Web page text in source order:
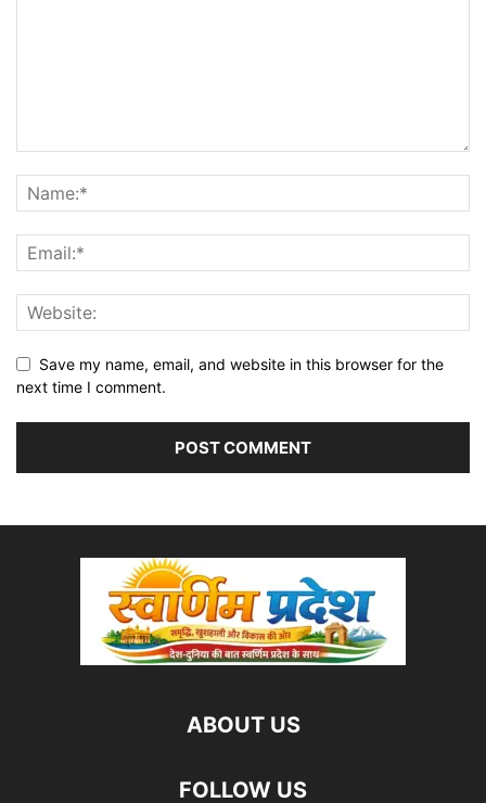
Save my name, email, and website in this browser for the
next time I comment.
ABOUT US
FOLLOW US